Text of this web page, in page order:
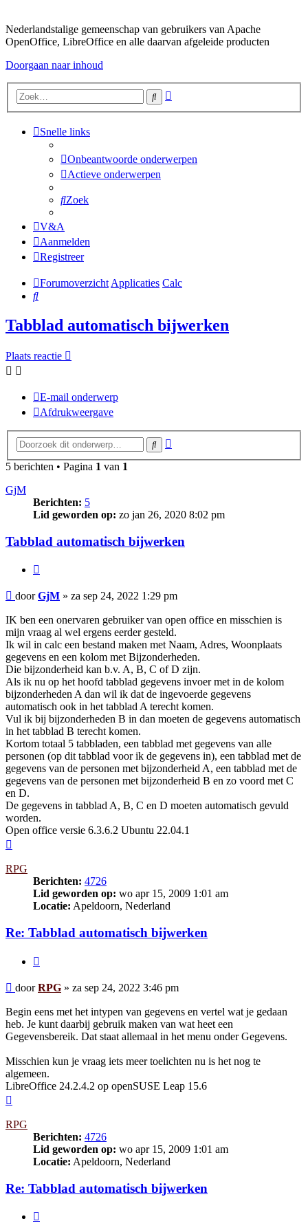
Nederlandstalige gemeenschap van gebruikers van Apache
OpenOffice, LibreOffice en alle daarvan afgeleide producten
Doorgaan naar inhoud
Zoek
Snelle links
Onbeantwoorde onderwerpen
Actieve onderwerpen
Zoek
V&A
Aanmelden
Registreer
Forumoverzicht Applicaties Calc
Zoek
Tabblad automatisch bijwerken
Plaats reactie
E-mail onderwerp
Afdrukweergave
Zoek
5 berichten • Pagina 1 van 1
GjM
Berichten: 5
Lid geworden op: zo jan 26, 2020 8:02 pm
Tabblad automatisch bijwerken
Bericht
doorGjM » za sep 24, 2022 1:29 pm
IK ben een onervaren gebruiker van open office en misschien is
mijn vraag al wel ergens eerder gesteld.
Ik wil in calc een bestand maken met Naam, Adres, Woonplaats
gegevens en een kolom met Bijzonderheden.
Die bijzonderheid kan b.v. A, B, C of D zijn.
Als ik nu op het hoofd tabblad gegevens invoer met in de kolom
bijzonderheden A dan wil ik dat de ingevoerde gegevens
automatisch ook in het tabblad A terecht komen.
Vul ik bij bijzonderheden B in dan moeten de gegevens automatisch
in het tabblad B terecht komen.
Kortom totaal 5 tabbladen, een tabblad met gegevens van alle
personen (op dit tabblad voor ik de gegevens in), een tabblad met de
gegevens van de personen met bijzonderheid A, een tabblad met de
gegevens van de personen met bijzonderheid B en zo voord met C
en D.
De gegevens in tabblad A, B, C en D moeten automatisch gevuld
worden.
Open office versie 6.3.6.2 Ubuntu 22.04.1
RPG
Berichten: 4726
Lid geworden op: wo apr 15, 2009 1:01 am
Locatie: Apeldoorn, Nederland
Re: Tabblad automatisch bijwerken
Bericht
doorRPG » za sep 24, 2022 3:46 pm
Begin eens met het intypen van gegevens en vertel wat je gedaan
heb. Je kunt daarbij gebruik maken van wat heet een
Gegevensbereik. Dat staat allemaal in het menu onder Gegevens.
Misschien kun je vraag iets meer toelichten nu is het nog te
algemeen.
LibreOffice 24.2.4.2 op openSUSE Leap 15.6
RPG
Berichten: 4726
Lid geworden op: wo apr 15, 2009 1:01 am
Locatie: Apeldoorn, Nederland
Re: Tabblad automatisch bijwerken